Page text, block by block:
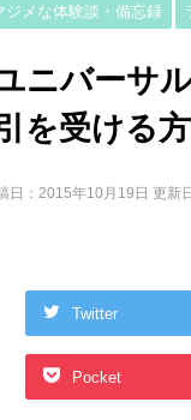
ジメな体験談・備忘録
ニバーサ
を受ける
日：2015年10月19日 更新
Twitter
Pocket